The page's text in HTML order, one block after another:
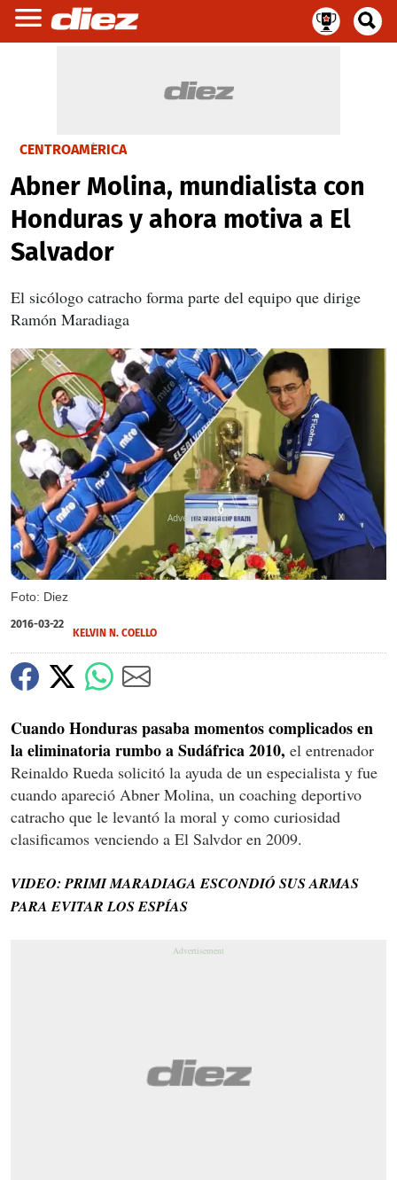
CENTROAMÉRICA
Abner Molina, mundialista con
Honduras y ahora motiva a El
Salvador
El sicólogo catracho forma parte del equipo que dirige
Ramón Maradiaga
Foto: Diez
X
2016-03-22
KELVIN N. COELLO
Cuando Honduras pasaba momentos complicados en
la eliminatoria rumbo a Sudáfrica 2010, el entrenador
Reinaldo Rueda solicitó la ayuda de un especialista y fue
cuando apareció Abner Molina, un coaching deportivo
catracho que le levantó la moral y como curiosidad
clasificamos venciendo a El Salvdor en 2009.
VIDEO: PRIMI MARADIAGA ESCONDIÓ SUS ARMAS
PARA EVITAR LOS ESPÍAS